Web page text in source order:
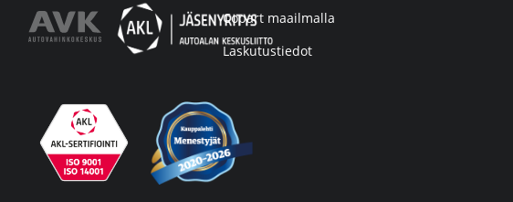
Copart maailmalla
Laskutustiedot